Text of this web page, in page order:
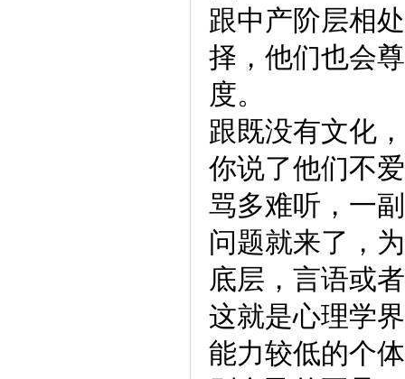
跟中产阶层相
择，他们也会
度。
跟既没有文化
你说了他们不
骂多难听，一
问题就来了，
底层，言语或
这就是心理学
能力较低的个